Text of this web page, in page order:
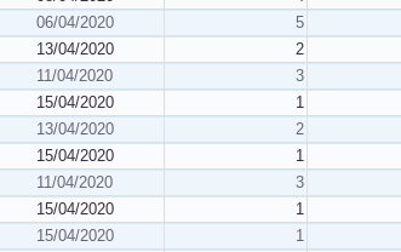
06/04/2020 5
13/04/2020 2
11/04/2020 3
15/04/2020 1
13/04/2020 2
15/04/2020 1
11/04/2020 3
15/04/2020 1
15/04/2020 1